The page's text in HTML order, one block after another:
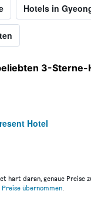
Hotels in
3-Sterne-
Hotel
hart daran, genaue Preise
übernommen.